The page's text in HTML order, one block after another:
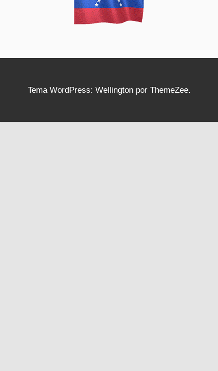
Tema WordPress: Wellington por ThemeZee.